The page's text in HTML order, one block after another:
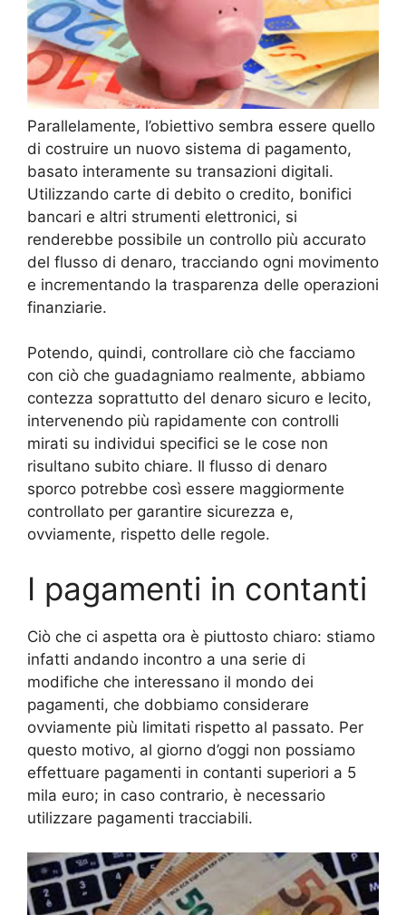
Parallelamente, l’obiettivo sembra essere quello
di costruire un nuovo sistema di pagamento,
basato interamente su transazioni digitali.
Utilizzando carte di debito o credito, bonifici
bancari e altri strumenti elettronici, si
renderebbe possibile un controllo più accurato
del flusso di denaro, tracciando ogni movimento
e incrementando la trasparenza delle operazioni
finanziarie.
Potendo, quindi, controllare ciò che facciamo
con ciò che guadagniamo realmente, abbiamo
contezza soprattutto del denaro sicuro e lecito,
intervenendo più rapidamente con controlli
mirati su individui specifici se le cose non
risultano subito chiare. Il flusso di denaro
sporco potrebbe così essere maggiormente
controllato per garantire sicurezza e,
ovviamente, rispetto delle regole.
I pagamenti in contanti
Ciò che ci aspetta ora è piuttosto chiaro: stiamo
infatti andando incontro a una serie di
modifiche che interessano il mondo dei
pagamenti, che dobbiamo considerare
ovviamente più limitati rispetto al passato. Per
questo motivo, al giorno d’oggi non possiamo
effettuare pagamenti in contanti superiori a 5
mila euro; in caso contrario, è necessario
utilizzare pagamenti tracciabili.